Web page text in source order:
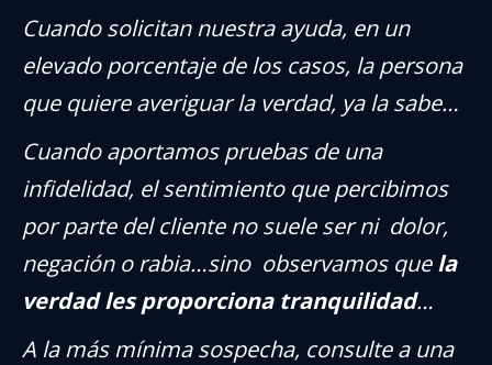
Cuando solicitan nuestra ayuda, en un
elevado porcentaje de los casos, la persona
que quiere averiguar la verdad, ya la sabe…
Cuando aportamos pruebas de una
infidelidad, el sentimiento que percibimos
por parte del cliente no suele ser ni dolor,
negación o rabia…sino observamos quela
verdad les proporciona tranquilidad…
A la más mínima sospecha, consulte a una